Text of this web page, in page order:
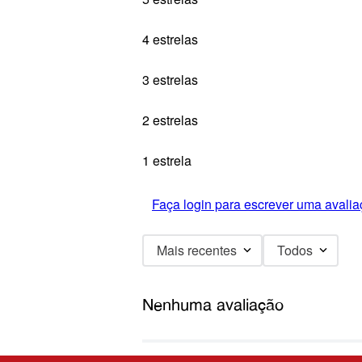
4 estrelas
3 estrelas
2 estrelas
1 estrela
Faça login para escrever uma
Mais recentes Todos
Nenhuma avaliação